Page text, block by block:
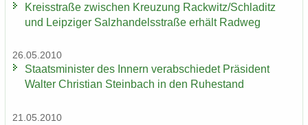
Kreis­stra­ße zwi­schen Kreu­zung Rack­witz/Schla­ditz
und Leip­zi­ger Salz­han­dels­stra­ße er­hält Rad­weg
26.05.2010
Staats­mi­nis­ter des In­nern ver­ab­schie­det Prä­si­dent
Wal­ter Chris­ti­an Stein­bach in den Ru­he­stand
21.05.2010